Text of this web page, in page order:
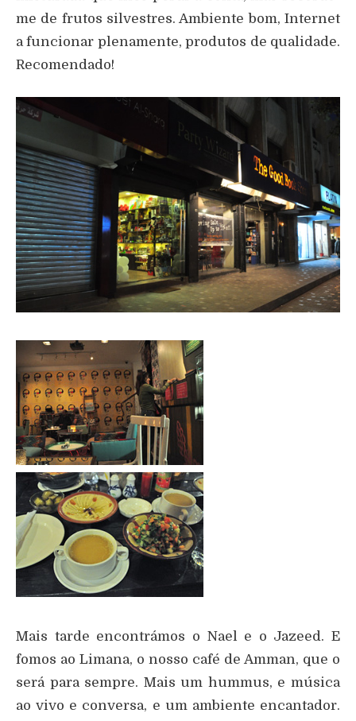
me de frutos silvestres. Ambiente bom, Internet
a funcionar plenamente, produtos de qualidade.
Recomendado!
Mais tarde encontrámos o Nael e o Jazeed. E
fomos ao Limana, o nosso café de Amman, que o
será para sempre. Mais um hummus, e música
ao vivo e conversa, e um ambiente encantador.